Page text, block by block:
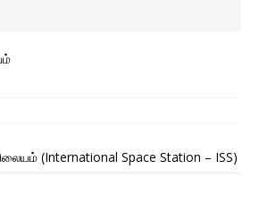
(International Space Station – ISS)